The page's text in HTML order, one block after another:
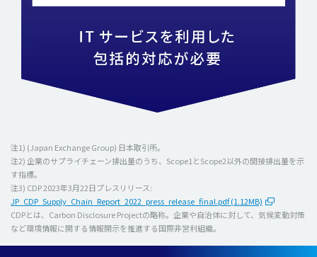
注1) (Japan Exchange Group) 日本取引所。
注2) 企業のサプライチェーン排出量のうち、Scope1とScope2以外の間接排出量を示
す指標。
注3) CDP 2023年3月22日プレスリリース:
JP_CDP_Supply_Chain_Report_2022_press_release_final.pdf (1.12MB)
CDPとは、Carbon Disclosure Projectの略称。企業や自治体に対して、気候変動対策
など環境情報に関する情報開示を推進する国際非営利組織。